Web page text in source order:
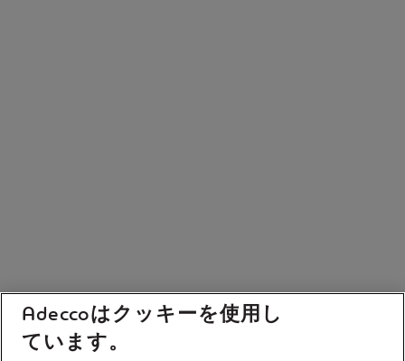
Adeccoはクッキーを使用し
ています。